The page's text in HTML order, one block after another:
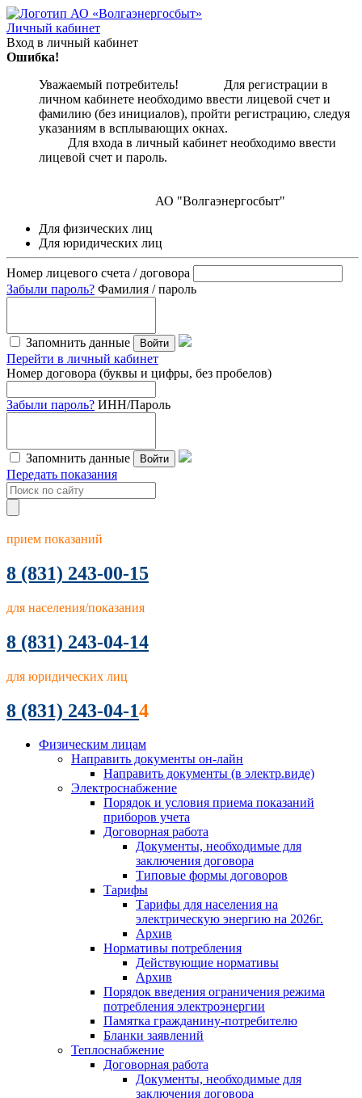
Личный кабинет
Вход в личный кабинет
Ошибка!
Уважаемый потребитель! Для регистрации в
личном кабинете необходимо ввести лицевой счет и
фамилию (без инициалов), пройти регистрацию, следуя
указаниям в всплывающих окнах.
Для входа в личный кабинет необходимо ввести
лицевой счет и пароль.
АО "Волгаэнергосбыт"
Для физических лиц
Для юридических лиц
Номер лицевого счета / договора
Забыли пароль? Фамилия / пароль
Запомнить данные Войти
Перейти в личный кабинет
Номер договора (буквы и цифры, без пробелов)
Забыли пароль? ИНН/Пароль
Запомнить данные Войти
Передать показания
прием показаний
8 (831) 243-00-15
для населения/показания
8 (831) 243-04-14
для юридических лиц
8 (831) 243-04-14
Физическим лицам
Направить документы он-лайн
Направить документы (в электр.виде)
Электроснабжение
Порядок и условия приема показаний
приборов учета
Договорная работа
Документы, необходимые для
заключения договора
Типовые формы договоров
Тарифы
Тарифы для населения на
электрическую энергию на 2026г.
Архив
Нормативы потребления
Действующие нормативы
Архив
Порядок введения ограничения режима
потребления электроэнергии
Памятка гражданину-потребителю
Бланки заявлений
Теплоснабжение
Договорная работа
Документы, необходимые для
заключения договора